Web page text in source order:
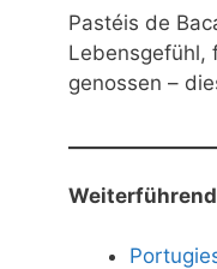
Pastéis de
Lebensgefühl,
genossen –